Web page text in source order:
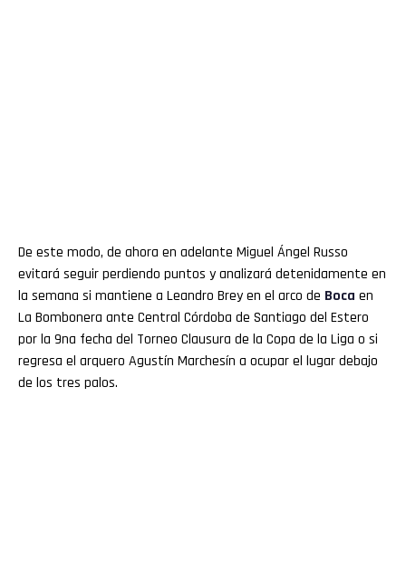
De este modo, de ahora en adelante Miguel Ángel Russo
evitará seguir perdiendo puntos y analizará detenidamente en
la semana si mantiene a Leandro Brey en el arco de Boca en
La Bombonera ante Central Córdoba de Santiago del Estero
por la 9na fecha del Torneo Clausura de la Copa de la Liga o si
regresa el arquero Agustín Marchesín a ocupar el lugar debajo
de los tres palos.